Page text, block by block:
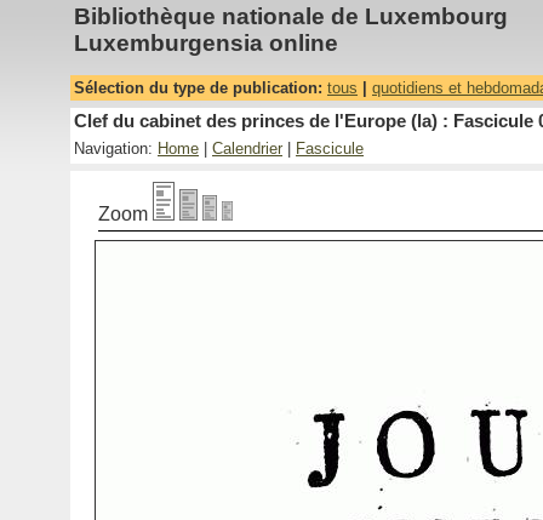
Bibliothèque nationale de Luxembourg
Luxemburgensia online
Sélection du type de publication: tous quotidiens et
Clef du cabinet des princes de l'Europe (la) : Fascicule
Navigation: Home Calendrier Fascicule
Zoom